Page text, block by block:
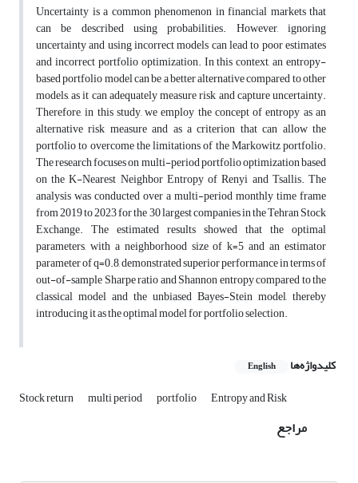
Uncertainty is a common phenomenon in financial markets that
can be described using probabilities. However, ignoring
uncertainty and using incorrect models can lead to poor estimates
and incorrect portfolio optimization. In this context, an entropy-
based portfolio model can be a better alternative compared to other
models, as it can adequately measure risk and capture uncertainty.
Therefore, in this study, we employ the concept of entropy as an
alternative risk measure and as a criterion that can allow the
portfolio to overcome the limitations of the Markowitz portfolio.
The research focuses on multi-period portfolio optimization based
on the K-Nearest Neighbor Entropy of Renyi and Tsallis. The
analysis was conducted over a multi-period monthly time frame
from 2019 to 2023 for the 30 largest companies in the Tehran Stock
Exchange. The estimated results showed that the optimal
parameters, with a neighborhood size of k=5 and an estimator
parameter of q=0.8, demonstrated superior performance in terms of
out-of-sample Sharpe ratio and Shannon entropy compared to the
classical model and the unbiased Bayes-Stein model, thereby
introducing it as the optimal model for portfolio selection.
کلیدواژه‌ها English
Stock return multi period portfolio Entropy and Risk
مراجع